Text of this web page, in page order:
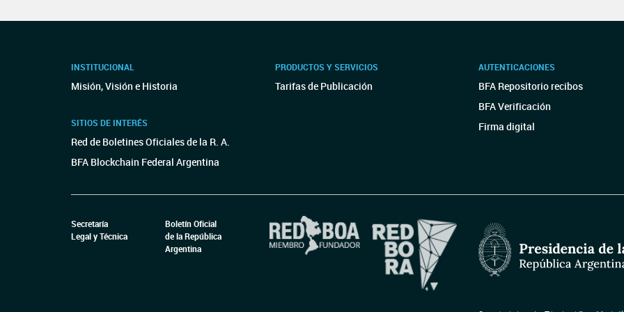
INSTITUCIONAL
Misión, Visión e Historia
SITIOS DE INTERÉS
Red de Boletines Oficiales de la R. A.
BFA Blockchain Federal Argentina
PRODUCTOS Y SERVICIOS
Tarifas de Publicación
AUTENTICACIONES
BFA Repositorio recibos
BFA Verificación
Firma digital
Secretaría
Legal y Técnica
Boletín Oficial
de la República
Argentina